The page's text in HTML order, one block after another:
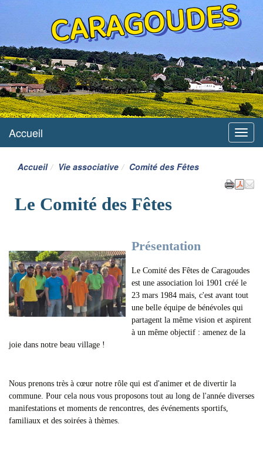
CARAGOUDES
Menu
Accueil
Accueil Vie associative Comité des Fêtes
Le Comité des Fêtes
Présentation
Le Comité des Fêtes de Caragoudes
est une association loi 1901 créé le
23 mars 1984 mais, c'est avant tout
une belle équipe de bénévoles qui
partagent la même vision et aspirent
à un même objectif : amenez de la
joie dans notre beau village !
Nous prenons très à cœur notre rôle qui est d'animer et de divertir la
commune. Pour cela nous vous proposons tout au long de l'année diverses
manifestations et moments de rencontres, des événements sportifs,
familiaux et des soirées à thèmes.